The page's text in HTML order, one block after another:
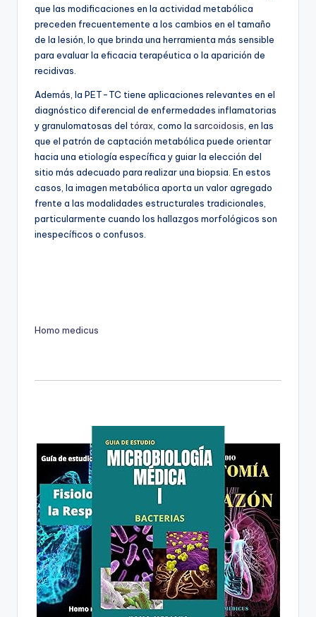
que las modificaciones en la actividad metabólica
preceden frecuentemente a los cambios en el tamaño
de la lesión, lo que brinda una herramienta más sensible
para evaluar la eficacia terapéutica o la aparición de
recidivas.
Además, la PET-TC tiene aplicaciones relevantes en el
diagnóstico diferencial de enfermedades inflamatorias
y granulomatosas del tórax, como la sarcoidosis, en las
que el patrón de captación metabólica puede orientar
hacia una etiología específica y guiar la elección del
sitio más adecuado para realizar una biopsia. En estos
casos, la imagen metabólica aporta un valor agregado
frente a las modalidades estructurales tradicionales,
particularmente cuando los hallazgos morfológicos son
inespecíficos o confusos.
Homo medicus